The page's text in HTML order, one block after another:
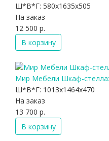
Ш*В*Г: 580x1635x505
На заказ
12 500 р.
В корзину
Мир Мебели Шкаф-
Ш*В*Г: 1013x1464x470
На заказ
13 700 р.
В корзину